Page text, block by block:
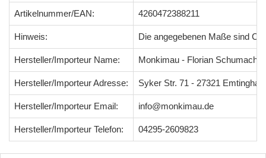
Artikelnummer/EAN: 4260472388211
Hinweis: Die angegebenen Maße sind
Hersteller/Importeur Name: Monkimau - Florian Schumacher
Hersteller/Importeur Adresse: Syker Str. 71 - 27321
Hersteller/Importeur Email: info@monkimau.de
Hersteller/Importeur Telefon: 04295-2609823